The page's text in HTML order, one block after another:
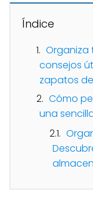
Índice
Organiza
consejos
zapatos
Cómo
una